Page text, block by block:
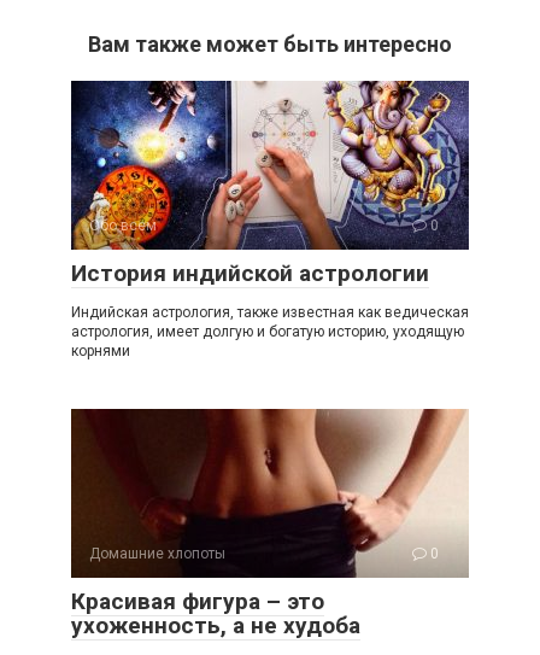
Вам также может быть интересно
Обо всем 0
История индийской астрологии
Индийская астрология, также известная как ведическая
астрология, имеет долгую и богатую историю, уходящую
корнями
Домашние хлопоты 0
Красивая фигура – это
ухоженность, а не худоба